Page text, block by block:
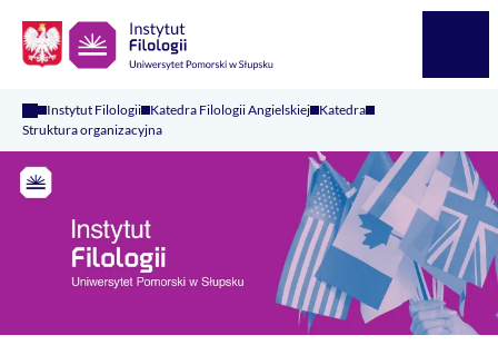
Instytut Filologii Katedra Filologii Angielskiej Katedra
Struktura organizacyjna